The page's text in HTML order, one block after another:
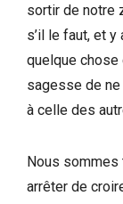
sortir de notre
s’il le faut, et y
quelque chose
sagesse de
à celle des
Nous sommes
arrêter de